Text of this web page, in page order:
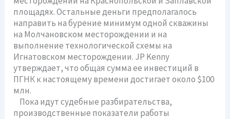
площадях. Остальные деньги предполагалось
направить на бурение минимум одной скважины
на Молчановском месторождении и на
выполнение технологической схемы на
Игнатовском месторождении. JP Kenny
утверждает, что общая сумма ее инвестиций в
ПГНК к настоящему времени достигает около $100
млн.
Пока идут судебные разбирательства,
производственные показатели работы